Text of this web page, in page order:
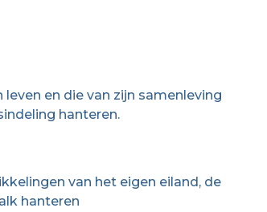
en die van zijn samenleving
hanteren.
van het eigen eiland, de
hanteren